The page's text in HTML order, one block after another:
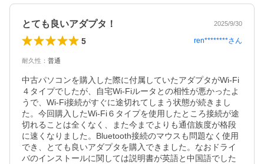
とても良いアダプタ！ 2025/9/30
5 ren********さん
耐久性 ： 普通
中古パソコンを購入した際に付属していたアダプタがWi-Fi
４タイプでしたが、自宅Wi-Fiルータとの相性が悪かったよ
うで、Wi-Fi接続がすぐに途切れてしまう状態が続きまし
た。今回購入したWi-Fi６タイプを使用したところ接続が途
切れることは全くなく、また今までよりも通信族度が格段
に速くなりました。Bluetooth接続のマウスも問題なく使用
でき、とても良いアダプタを購入できました。なおドライ
バのインストールに関しては説明書が英語と中国語でした